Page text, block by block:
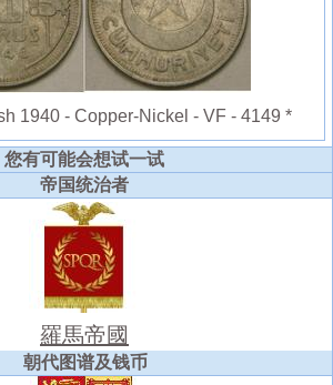
1940 - Copper-Nickel - VF - 4149 *
您有可能会想试一试
帝国统治者
羅馬帝國
朝代图谱及钱币